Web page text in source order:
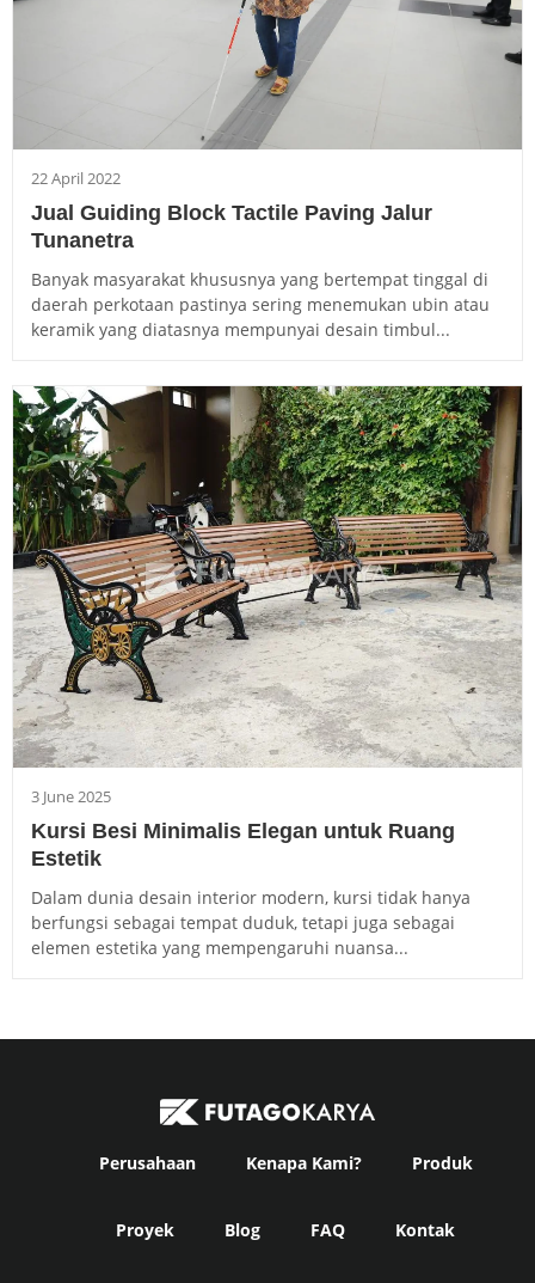
22 April 2022
Jual Guiding Block Tactile Paving Jalur
Tunanetra
Banyak masyarakat khususnya yang bertempat tinggal di
daerah perkotaan pastinya sering menemukan ubin atau
keramik yang diatasnya mempunyai desain timbul...
3 June 2025
Kursi Besi Minimalis Elegan untuk Ruang
Estetik
Dalam dunia desain interior modern, kursi tidak hanya
berfungsi sebagai tempat duduk, tetapi juga sebagai
elemen estetika yang mempengaruhi nuansa...
Perusahaan Kenapa Kami? Produk
Proyek Blog FAQ Kontak